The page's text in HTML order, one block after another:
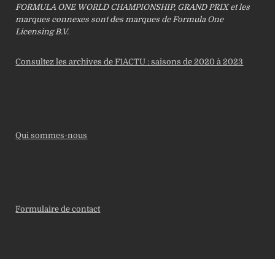
FORMULA ONE WORLD CHAMPIONSHIP, GRAND PRIX et les
marques connexes sont des marques de Formula One
Licensing B.V.
Consultez les archives de F1ACTU : saisons de 2020 à 2023
Qui sommes-nous
Formulaire de contact